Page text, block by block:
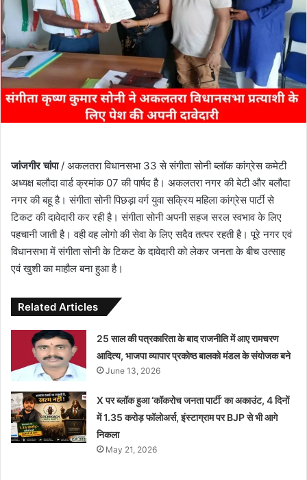
जांजगीर चांपा/ अकलतरा विधानसभा 33 से संगीता सोनी ब्लॉक कांग्रेस कमेटी
अध्यक्ष बलौदा वार्ड क्रमांक 07 की पार्षद है। अकलतरा नगर की बेटी और बलौदा
नगर की बहू है। संगीता सोनी पिछड़ा वर्ग युवा सक्रिय महिला कांग्रेस पार्टी से
टिकट की दावेदारी कर रही है। संगीता सोनी अपनी सहज सरल स्वभाव के लिए
पहचानी जाती है। वही वह लोगो की सेवा के लिए सदैव तत्पर रहती है। पूरे नगर एवं
विधानसभा में संगीता सोनी के टिकट के दावेदारी को लेकर जनता के बीच उत्साह
एवं खुशी का माहौल बना हुआ है।
Related Articles
25 साल की पत्रकारिता के बाद राजनीति में आए रामचरण
आदित्य, भाजपा व्यापार प्रकोष्ठ बालको मंडल के संयोजक बने
June 13, 2026
X पर ब्लॉक हुआ ‘कॉकरोच जनता पार्टी’ का अकाउंट, 4 दिनों
में 1.35 करोड़ फॉलोअर्स, इंस्टाग्राम पर BJP से भी आगे
निकला
May 21, 2026